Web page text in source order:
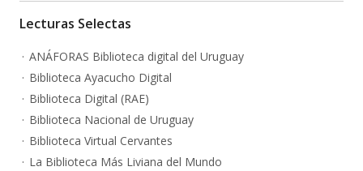
Lecturas Selectas
ANÁFORAS Biblioteca digital del Uruguay
Biblioteca Ayacucho Digital
Biblioteca Digital (RAE)
Biblioteca Nacional de Uruguay
Biblioteca Virtual Cervantes
La Biblioteca Más Liviana del Mundo